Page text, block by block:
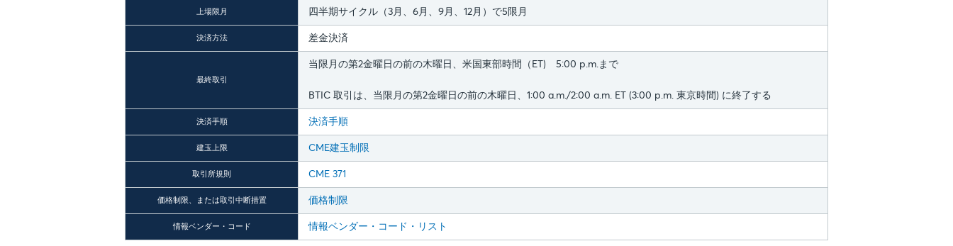
上場限月 四半期サイクル（3月、6月、9月、12月）で5限月
決済方法 差金決済
最終取引
当限月の第2金曜日の前の木曜日、米国東部時間（ET) 5:00 p.m.まで
BTIC 取引は、当限月の第2金曜日の前の木曜日、1:00 a.m./2:00 a.m. ET (3:00 p.m. 東京時間) に終了する
決済手順 決済手順
建玉上限 CME建玉制限
取引所規則 CME 371
価格制限、または取引中断措置 価格制限
情報ベンダー・コード 情報ベンダー・コード・リスト